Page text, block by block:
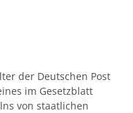
der Deutschen Post
im Gesetzblatt
von staatlichen